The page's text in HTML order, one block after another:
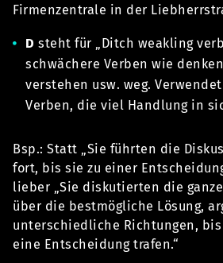
Firmenzentrale in der
Dsteht für „Ditch weakling
schwächere Verben wie
verstehen usw. weg.
Verben, die viel Handlung in
Bsp.: Statt „Sie führten die
fort, bis sie zu einer
lieber „Sie diskutierten die
über die bestmögliche Lösung,
unterschiedliche Richtungen,
eine Entscheidung trafen.“